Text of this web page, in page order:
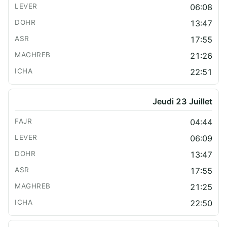
06:08
13:47
17:55
21:26
22:51
Jeudi 23 Juillet
04:44
06:09
13:47
17:55
21:25
22:50